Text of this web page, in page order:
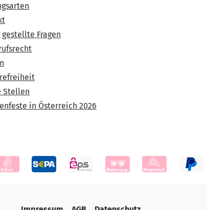
gestellte Fragen
Stellen
in Österreich 2026